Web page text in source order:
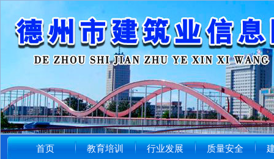
首页 教育培训 行业发展 质量安全